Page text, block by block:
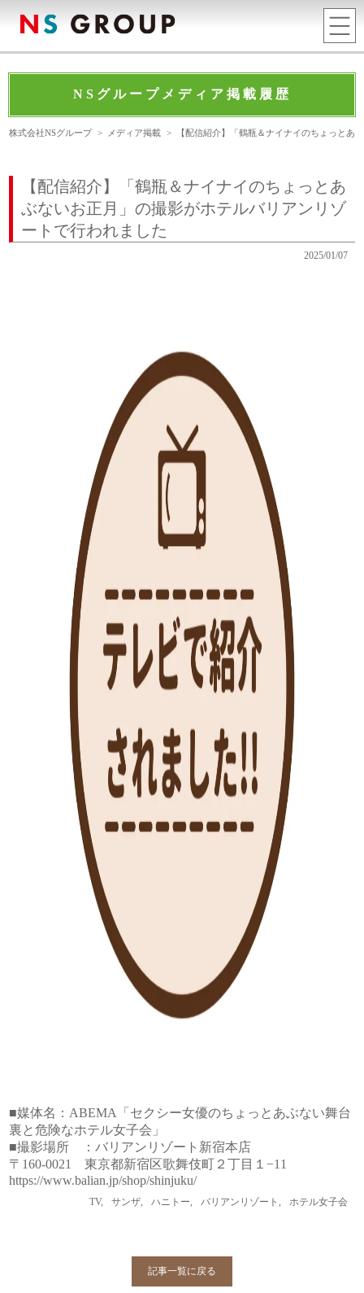
NSグループメディア掲載履歴
株式会社NSグループ > メディア掲載 > 【配信紹介】「鶴瓶＆ナイナイのちょっとあ
【配信紹介】「鶴瓶＆ナイナイのちょっとあ
ぶないお正月」の撮影がホテルバリアンリゾ
ートで行われました
2025/01/07
■媒体名：ABEMA「セクシー女優のちょっとあぶない舞台
裏と危険なホテル女子会」
■撮影場所 ：バリアンリゾート新宿本店
〒160-0021 東京都新宿区歌舞伎町２丁目１−11
https://www.balian.jp/shop/shinjuku/
TV, サンザ ハニトー バリアンリゾート ホテル女子会
記事一覧に戻る